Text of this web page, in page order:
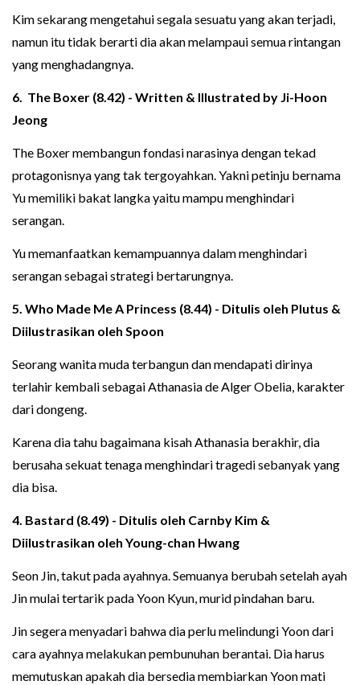
Kim sekarang mengetahui segala sesuatu yang akan terjadi,
namun itu tidak berarti dia akan melampaui semua rintangan
yang menghadangnya.
6. The Boxer (8.42) - Written & Illustrated by Ji-Hoon
Jeong
The Boxer membangun fondasi narasinya dengan tekad
protagonisnya yang tak tergoyahkan. Yakni petinju bernama
Yu memiliki bakat langka yaitu mampu menghindari
serangan.
Yu memanfaatkan kemampuannya dalam menghindari
serangan sebagai strategi bertarungnya.
5. Who Made Me A Princess (8.44) - Ditulis oleh Plutus &
Diilustrasikan oleh Spoon
Seorang wanita muda terbangun dan mendapati dirinya
terlahir kembali sebagai Athanasia de Alger Obelia, karakter
dari dongeng.
Karena dia tahu bagaimana kisah Athanasia berakhir, dia
berusaha sekuat tenaga menghindari tragedi sebanyak yang
dia bisa.
4. Bastard (8.49) - Ditulis oleh Carnby Kim &
Diilustrasikan oleh Young-chan Hwang
Seon Jin, takut pada ayahnya. Semuanya berubah setelah ayah
Jin mulai tertarik pada Yoon Kyun, murid pindahan baru.
Jin segera menyadari bahwa dia perlu melindungi Yoon dari
cara ayahnya melakukan pembunuhan berantai. Dia harus
memutuskan apakah dia bersedia membiarkan Yoon mati